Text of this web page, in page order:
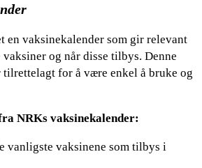
en vaksinekalender som gir relevant
og når disse tilbys. Denne
tilrettelagt for å være enkel å bruke og
NRKs vaksinekalender:
vanligste vaksinene som tilbys i